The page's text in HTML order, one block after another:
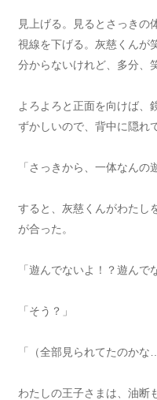
見上げる。見るとさっきの
視線を下げる。灰慈くんが
分からないけれど、多分、
よろよろと正面を向けば、
ずかしいので、背中に隠れ
「さっきから、一体なんの
すると、灰慈くんがわたし
が合った。
「遊んでないよ！？遊んで
「そう？」
「（全部見られてたのかな
わたしの王子さまは、油断